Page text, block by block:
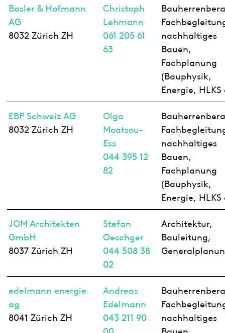
Basler & Hofmann
AG
8032 Zürich ZH
Christoph
Lehmann
061 205 61
63
nachhaltiges
Bauen,
Fachplanung
(Bauphysik,
Energie, HLKS
EBP Schweiz AG
8032 Zürich ZH
Olga
Moatsou-
Ess
044 395 12
82
nachhaltiges
Bauen,
Fachplanung
(Bauphysik,
Energie, HLKS
JOM Architekten
GmbH
8037 Zürich ZH
Stefan
Oeschger
044 508 38
02
Architektur,
Bauleitung,
edelmann energie
ag
8041 Zürich ZH
Andreas
Edelmann
043 211 90
00
nachhaltiges
Bauen,